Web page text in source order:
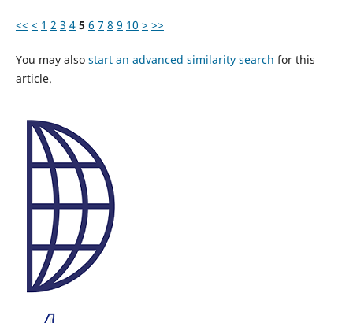
<< < 1 2 3 4 5 6 7 8 9 10 > >>
You may also start an advanced similarity search for this
article.